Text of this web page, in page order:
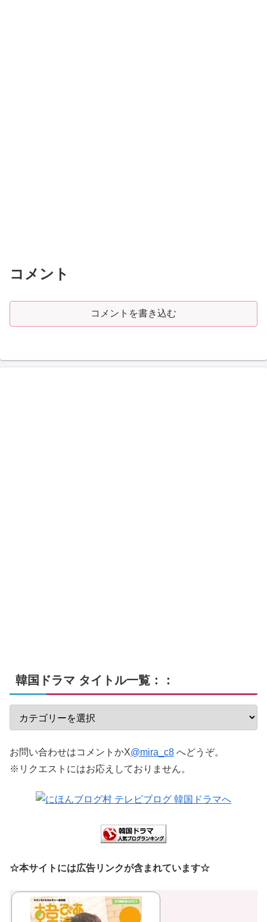
コメント
コメントを書き込む
韓国ドラマ タイトル一覧：：
お問い合わせはコメントかX@mira_c8 へどうぞ。
※リクエストにはお応えしておりません。
☆本サイトには広告リンクが含まれています☆